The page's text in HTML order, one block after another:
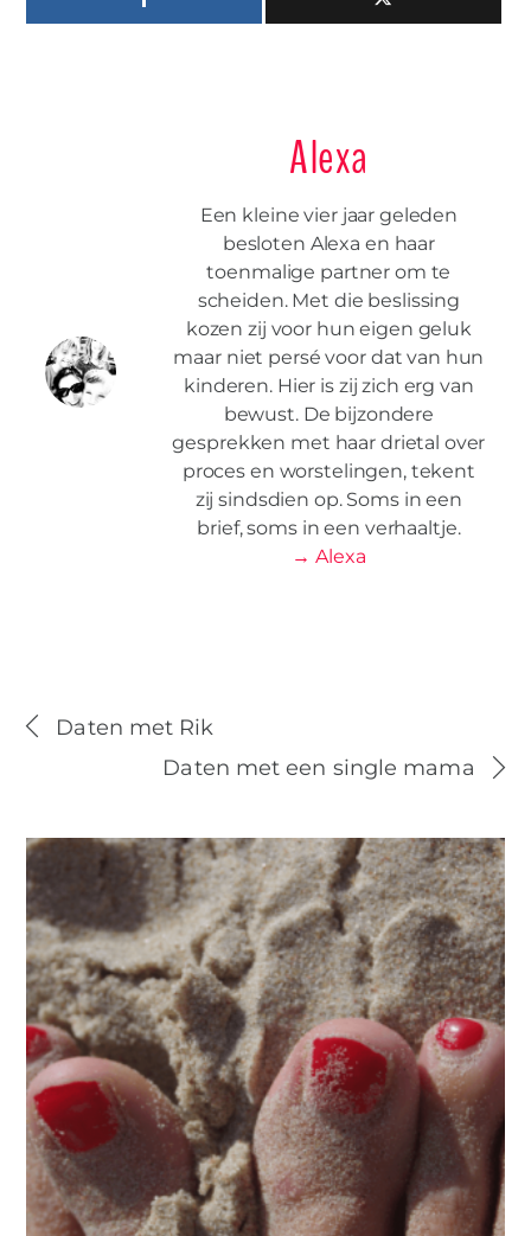
Alexa
Een kleine vier jaar geleden
besloten Alexa en haar
toenmalige partner om te
scheiden. Met die beslissing
kozen zij voor hun eigen geluk
maar niet persé voor dat van hun
kinderen. Hier is zij zich erg van
bewust. De bijzondere
gesprekken met haar drietal over
proces en worstelingen, tekent
zij sindsdien op. Soms in een
brief, soms in een verhaaltje.
→ Alexa
Daten met Rik
Daten met een single mama